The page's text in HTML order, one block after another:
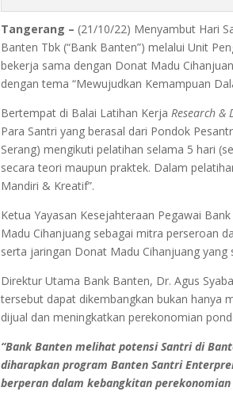
Tangerang – (21/10/22) Menyambut Hari
Banten Tbk (“Bank Banten”) melalui Unit
bekerja sama dengan Donat Madu
dengan tema “Mewujudkan Kemampuan
Bertempat di Balai Latihan KerjaResearch &
Para Santri yang berasal dari Pondok
Serang) mengikuti pelatihan selama 5 hari
secara teori maupun praktek. Dalam
Mandiri & Kreatif”.
Ketua Yayasan Kesejahteraan Pegawai
Madu Cihanjuang sebagai mitra perseroan
serta jaringan Donat Madu Cihanjuang
Direktur Utama Bank Banten, Dr. Agus
tersebut dapat dikembangkan bukan hanya
dijual dan meningkatkan perekonomian
“Bank Banten melihat potensi Santri di
diharapkan program Banten Santri
berperan dalam kebangkitan perekonomian